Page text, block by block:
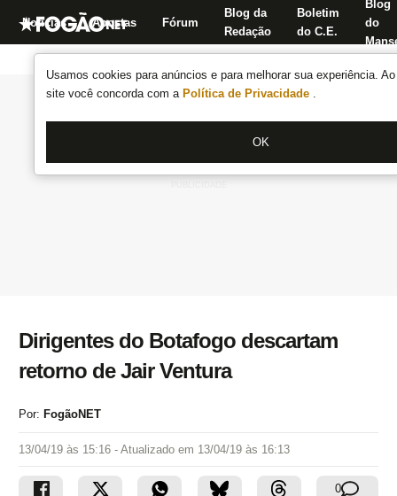
Usamos cookies para anúncios e para melhorar sua experiência.
site você concorda com a Política de Privacidade .
OK
Notícias Apostas Fórum
Blog da
Redação
Boletim
do C.E.
Blog
do
Dirigentes do Botafogo descartam
retorno de Jair Ventura
Por: FogãoNET
13/04/19 às 15:16 - Atualizado em 13/04/19 às 16:13
0